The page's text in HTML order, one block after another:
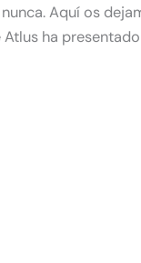
Aquí os
ha